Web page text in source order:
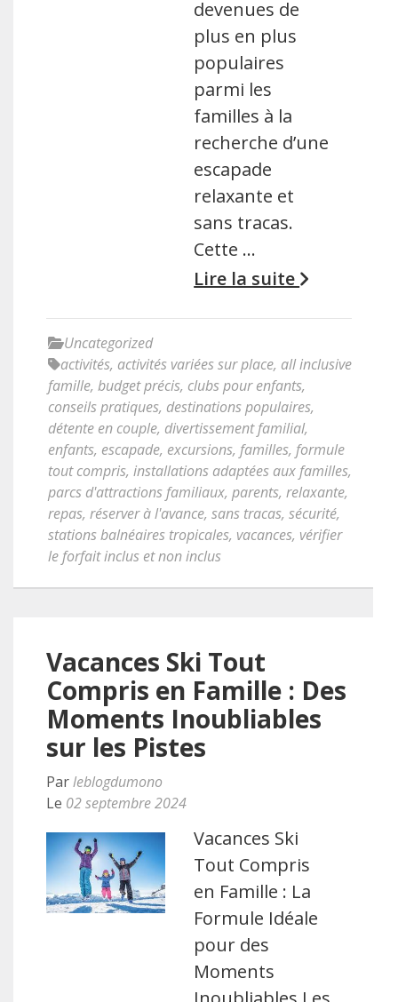
devenues de
plus en plus
populaires
parmi les
familles à la
recherche d’une
escapade
relaxante et
sans tracas.
Cette …
Lire la suite
Uncategorized
activités, activités variées sur place, all inclusive
famille, budget précis, clubs pour enfants,
conseils pratiques, destinations populaires,
détente en couple, divertissement familial,
enfants, escapade, excursions, familles, formule
tout compris, installations adaptées aux familles,
parcs d'attractions familiaux, parents, relaxante,
repas, réserver à l'avance, sans tracas, sécurité,
stations balnéaires tropicales, vacances, vérifier
le forfait inclus et non inclus
Vacances Ski Tout
Compris en Famille : Des
Moments Inoubliables
sur les Pistes
Parleblogdumono
Le 02 septembre 2024
Vacances Ski
Tout Compris
en Famille : La
Formule Idéale
pour des
Moments